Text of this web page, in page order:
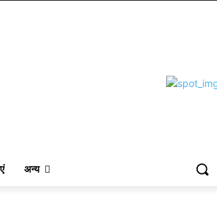
अन्य